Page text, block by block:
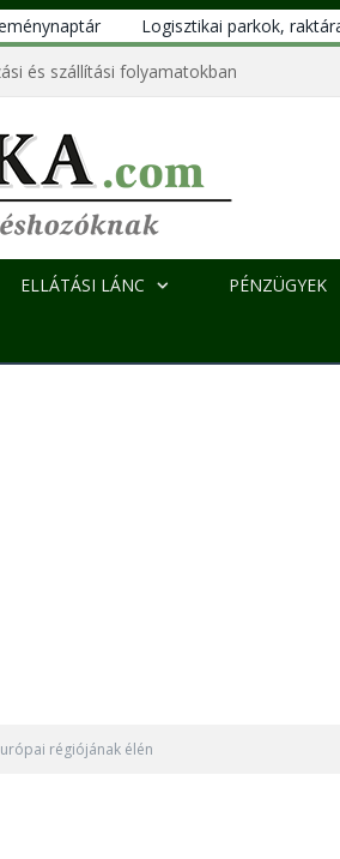
Logisztikai parkok,
és szállítási folyamatokban
ELLÁTÁSI LÁNC PÉNZÜGYEK
régiójának élén